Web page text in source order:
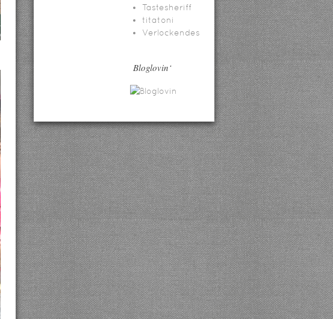
Tastesheriff
titatoni
Verlockendes
Bloglovin‘